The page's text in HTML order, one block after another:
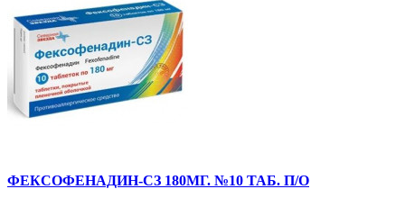
ФЕКСОФЕНАДИН-СЗ 180МГ. №10 ТАБ. П/О